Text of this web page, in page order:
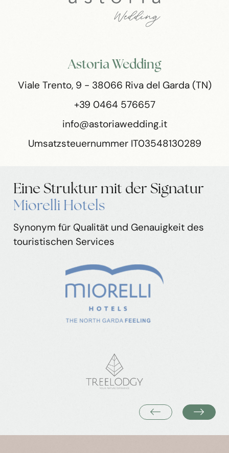
Astoria Wedding
Viale Trento, 9 - 38066 Riva del Garda (TN)
+39 0464 576657
info@astoriawedding.it
Umsatzsteuernummer IT03548130289
Eine Struktur mit der Signatur
Miorelli Hotels
Synonym für Qualität und Genauigkeit des
touristischen Services